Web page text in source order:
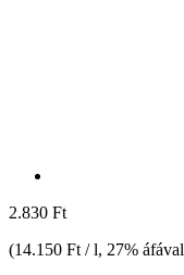
2.830 Ft
(14.150 Ft / l, 27% áfával